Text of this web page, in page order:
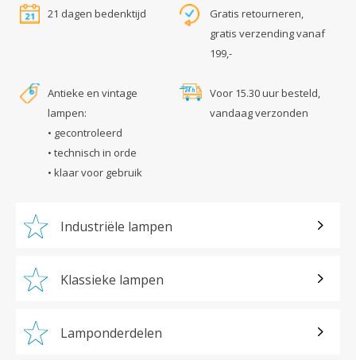
21 dagen bedenktijd
Gratis retourneren,
gratis verzending vanaf
199,-
Antieke en vintage
lampen:
• gecontroleerd
• technisch in orde
• klaar voor gebruik
Voor 15.30 uur besteld,
vandaag verzonden
Industriële lampen
Klassieke lampen
Lamponderdelen